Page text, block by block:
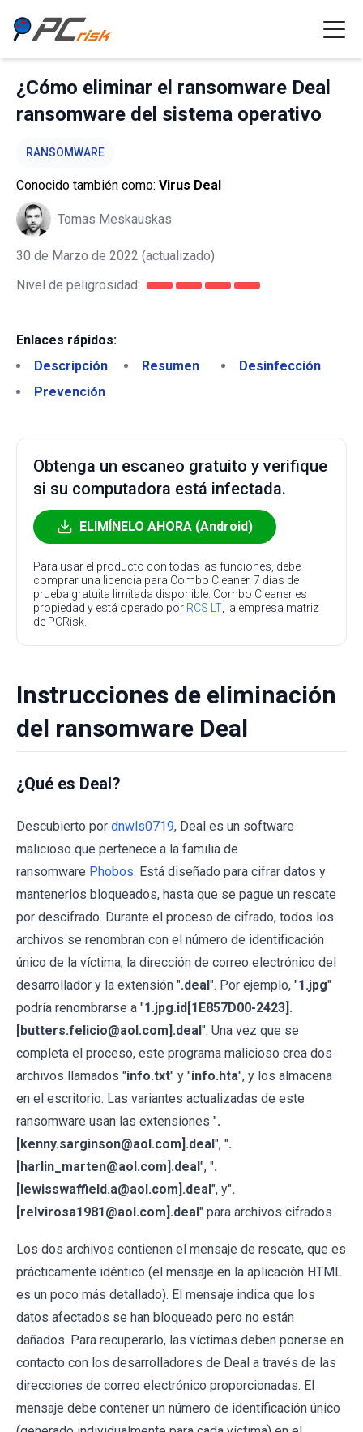
¿Cómo eliminar el ransomware Deal
ransomware del sistema operativo
RANSOMWARE
Conocido también como: Virus Deal
Tomas Meskauskas
30 de Marzo de 2022 (actualizado)
Nivel de peligrosidad:
Enlaces rápidos:
Descripción
Resumen
Desinfección
Prevención
Obtenga un escaneo gratuito y verifique
si su computadora está infectada.
ELIMÍNELO AHORA (Android)
Para usar el producto con todas las funciones, debe
comprar una licencia para Combo Cleaner. 7 días de
prueba gratuita limitada disponible. Combo Cleaner es
propiedad y está operado por RCS LT , la empresa matriz
de PCRisk.
Instrucciones de eliminación
del ransomware Deal
¿Qué es Deal?
Descubierto por dnwls0719, Deal es un software
malicioso que pertenece a la familia de
ransomware Phobos. Está diseñado para cifrar datos y
mantenerlos bloqueados, hasta que se pague un rescate
por descifrado. Durante el proceso de cifrado, todos los
archivos se renombran con el número de identificación
único de la víctima, la dirección de correo electrónico del
desarrollador y la extensión ".deal". Por ejemplo, "1.jpg"
podría renombrarse a "1.jpg.id[1E857D00-2423].
[butters.felicio@aol.com].deal". Una vez que se
completa el proceso, este programa malicioso crea dos
archivos llamados "info.txt" y "info.hta", y los almacena
en el escritorio. Las variantes actualizadas de este
ransomware usan las extensiones ".
[kenny.sarginson@aol.com].deal", ".
[harlin_marten@aol.com].deal", ".
[lewisswaffield.a@aol.com].deal", y".
[relvirosa1981@aol.com].deal" para archivos cifrados.
Los dos archivos contienen el mensaje de rescate, que es
prácticamente idéntico (el mensaje en la aplicación HTML
es un poco más detallado). El mensaje indica que los
datos afectados se han bloqueado pero no están
dañados. Para recuperarlo, las víctimas deben ponerse en
contacto con los desarrolladores de Deal a través de las
direcciones de correo electrónico proporcionadas. El
mensaje debe contener un número de identificación único